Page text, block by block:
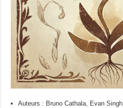
Auteurs : Bruno Cathala, Evan Singh